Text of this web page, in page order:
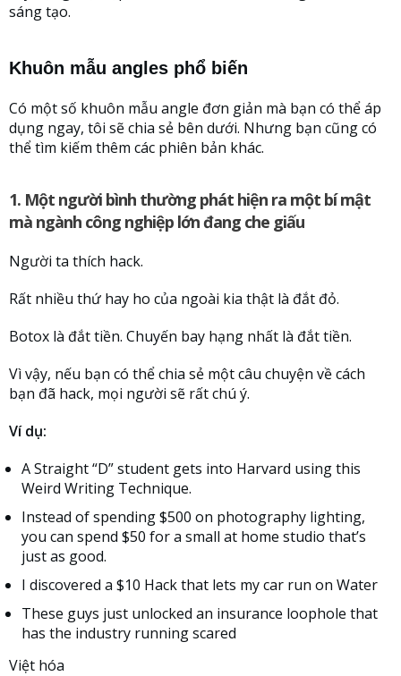
sáng tạo.
Khuôn mẫu angles phổ biến
Có một số khuôn mẫu angle đơn giản mà bạn có thể áp
dụng ngay, tôi sẽ chia sẻ bên dưới. Nhưng bạn cũng có
thể tìm kiếm thêm các phiên bản khác.
1. Một người bình thường phát hiện ra một bí mật
mà ngành công nghiệp lớn đang che giấu
Người ta thích hack.
Rất nhiều thứ hay ho của ngoài kia thật là đắt đỏ.
Botox là đắt tiền. Chuyến bay hạng nhất là đắt tiền.
Vì vậy, nếu bạn có thể chia sẻ một câu chuyện về cách
bạn đã hack, mọi người sẽ rất chú ý.
Ví dụ:
A Straight “D” student gets into Harvard using this
Weird Writing Technique.
Instead of spending $500 on photography lighting,
you can spend $50 for a small at home studio that’s
just as good.
I discovered a $10 Hack that lets my car run on Water
These guys just unlocked an insurance loophole that
has the industry running scared
Việt hóa